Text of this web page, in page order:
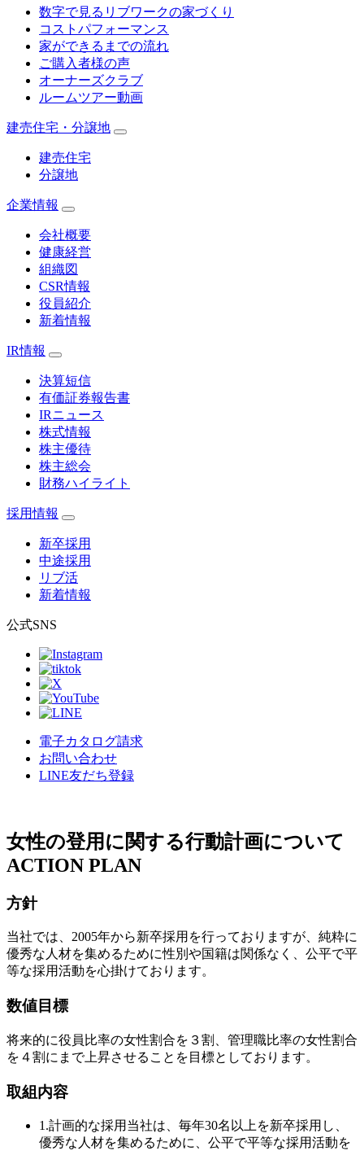
数字で見るリブワークの家づくり
コストパフォーマンス
家ができるまでの流れ
ご購入者様の声
オーナーズクラブ
ルームツアー動画
建売住宅・分譲地
建売住宅
分譲地
企業情報
会社概要
健康経営
組織図
CSR情報
役員紹介
新着情報
IR情報
決算短信
有価証券報告書
IRニュース
株式情報
株主優待
株主総会
財務ハイライト
採用情報
新卒採用
中途採用
リブ活
新着情報
公式SNS
電子カタログ請求
お問い合わせ
LINE友だち登録
女性の登用に関する行動計画について
ACTION PLAN
方針
当社では、2005年から新卒採用を行っておりますが、純粋に
優秀な人材を集めるために性別や国籍は関係なく、公平で平
等な採用活動を心掛けております。
数値目標
将来的に役員比率の女性割合を３割、管理職比率の女性割合
を４割にまで上昇させることを目標としております。
取組内容
1.計画的な採用 当社は、毎年30名以上を新卒採用し、
優秀な人材を集めるために、公平で平等な採用活動を